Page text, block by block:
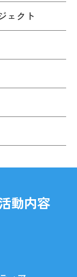
ェクト
動内容